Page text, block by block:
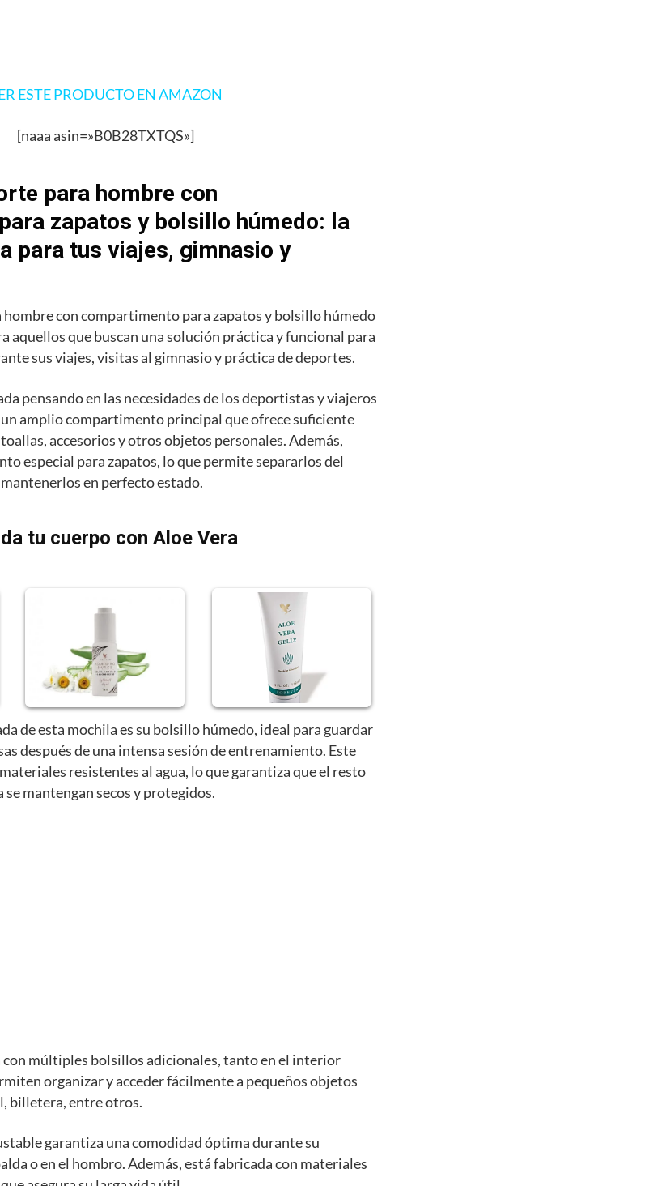
ESTE PRODUCTO EN AMAZON
[naaa asin=»B0B28TXTQS»]
para hombre con
zapatos y bolsillo húmedo: la
para tus viajes, gimnasio y
hombre con compartimento para zapatos y bolsillo húmedo
aquellos que buscan una solución práctica y funcional para
sus viajes, visitas al gimnasio y práctica de deportes.
pensando en las necesidades de los deportistas y viajeros
un amplio compartimento principal que ofrece suficiente
accesorios y otros objetos personales. Además,
especial para zapatos, lo que permite separarlos del
en perfecto estado.
tu cuerpo con Aloe Vera
de esta mochila es su bolsillo húmedo, ideal para guardar
después de una intensa sesión de entrenamiento. Este
resistentes al agua, lo que garantiza que el resto
mantengan secos y protegidos.
con múltiples bolsillos adicionales, tanto en el interior
organizar y acceder fácilmente a pequeños objetos
billetera, entre otros.
garantiza una comodidad óptima durante su
o en el hombro. Además, está fabricada con materiales